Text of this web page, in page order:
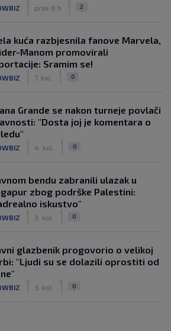
prije 8 h 2
kuća razbjesnila fanove Marvela,
Manom promovirali
Sramim se!
7. kol. 0
Grande se nakon turneje povlači
"Dosta joj je komentara o
4. kol. 0
bendu zabranili ulazak u
zbog podrške Palestini:
iskustvo"
3. kol. 0
glazbenik progovorio o velikoj
"Ljudi su se dolazili oprostiti od
3. kol. 0